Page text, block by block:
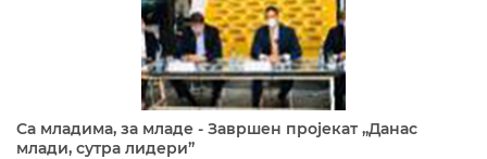
Са младима, за младе - Завршен пројекат „Данас
млади, сутра лидери”